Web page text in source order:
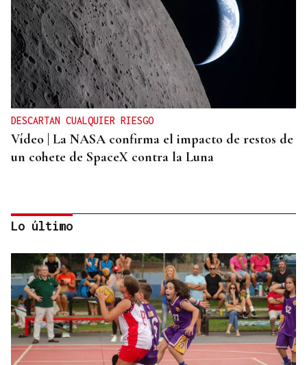
DESCARTAN CUALQUIER RIESGO
Vídeo | La NASA confirma el impacto de restos de
un cohete de SpaceX contra la Luna
ORÁCULO DAS BURGAS
Lo último